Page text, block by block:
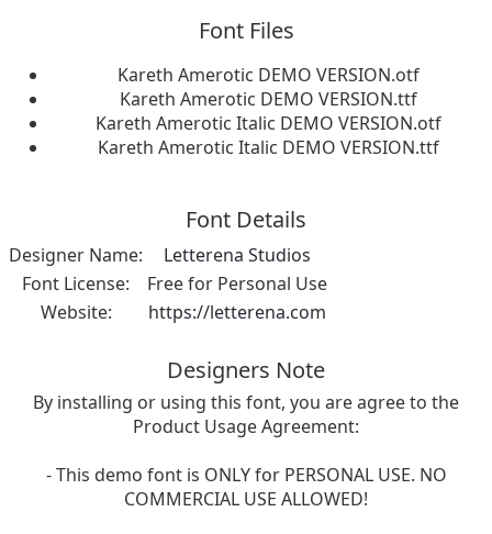
Font Files
Kareth Amerotic DEMO VERSION.otf
Kareth Amerotic DEMO VERSION.ttf
Kareth Amerotic Italic DEMO VERSION.otf
Kareth Amerotic Italic DEMO VERSION.ttf
Font Details
Designer Name:
Letterena Studios
Font License:
Free for Personal Use
Website:
https://letterena.com
Designers Note
By installing or using this font, you are agree to the
Product Usage Agreement:
- This demo font is ONLY for PERSONAL USE. NO
COMMERCIAL USE ALLOWED!